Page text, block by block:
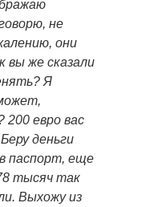
не
они
вы же сказали
Я
евро вас
деньги
паспорт, еще
тысяч так
Выхожу из